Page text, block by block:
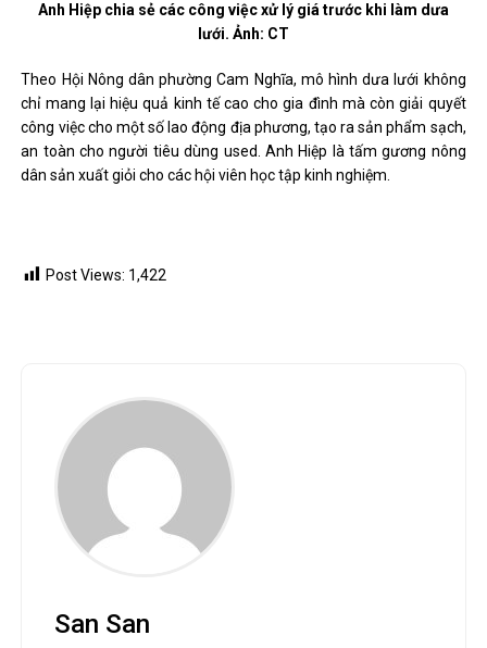
Anh Hiệp chia sẻ các công việc xử lý giá trước khi làm dưa
lưới. Ảnh: CT
Theo Hội Nông dân phường Cam Nghĩa, mô hình dưa lưới không
chỉ mang lại hiệu quả kinh tế cao cho gia đình mà còn giải quyết
công việc cho một số lao động địa phương, tạo ra sản phẩm sạch,
an toàn cho người tiêu dùng used. Anh Hiệp là tấm gương nông
dân sản xuất giỏi cho các hội viên học tập kinh nghiệm.
Post Views: 1,422
San San